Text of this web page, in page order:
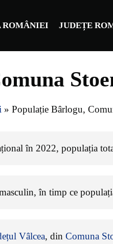
ROMÂNIEI JUDEȚE
» Populație Bârlogu,
în 2022, populația
în timp ce
Vâlcea, din Comuna